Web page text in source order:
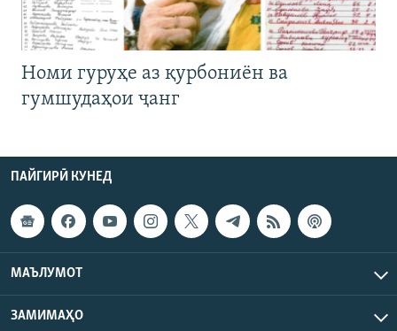
Номи гуруҳе аз қурбониён ва
гумшудаҳои ҷанг
ПАЙГИРӢ КУНЕД
МАЪЛУМОТ
ЗАМИМАҲО